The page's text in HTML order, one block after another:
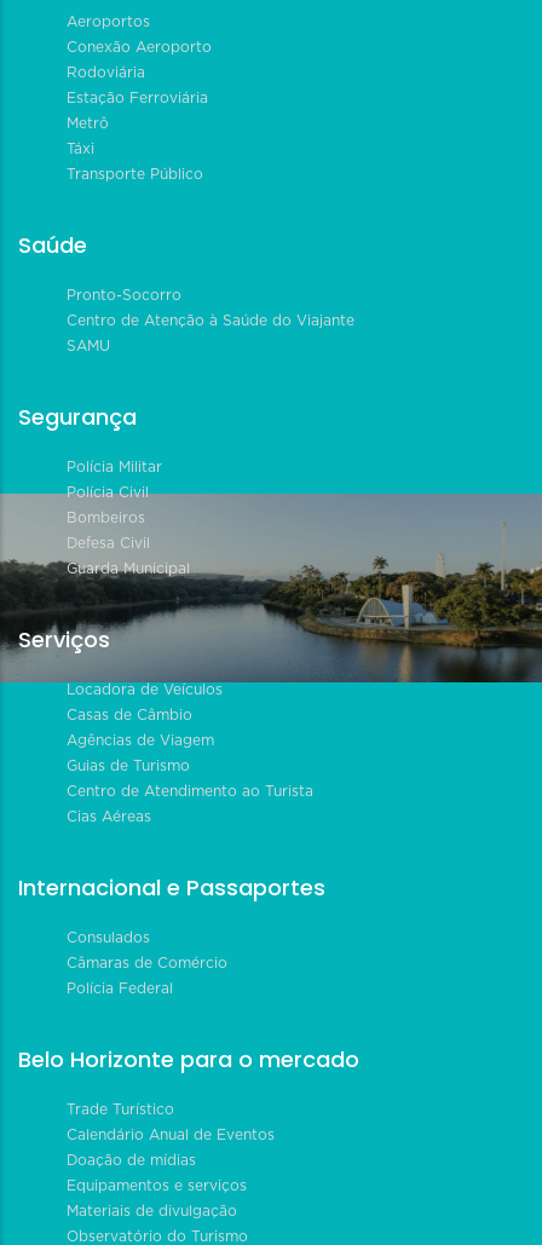
Aeroportos
Conexão Aeroporto
Rodoviária
Estação Ferroviária
Metrô
Táxi
Transporte Público
Saúde
Pronto-Socorro
Centro de Atenção à Saúde do Viajante
SAMU
Segurança
Polícia Militar
Polícia Civil
Bombeiros
Defesa Civil
Guarda Municipal
Serviços
Locadora de Veículos
Casas de Câmbio
Agências de Viagem
Guias de Turismo
Centro de Atendimento ao Turista
Cias Aéreas
Internacional e Passaportes
Consulados
Câmaras de Comércio
Polícia Federal
Belo Horizonte para o mercado
Trade Turístico
Calendário Anual de Eventos
Doação de mídias
Equipamentos e serviços
Materiais de divulgação
Observatório do Turismo